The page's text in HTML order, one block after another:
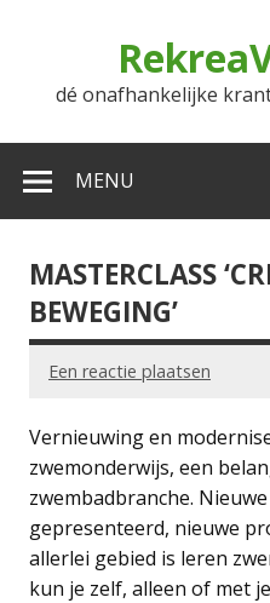
dé onafhankelijke
MENU
MASTERCLASS
BEWEGING’
Een reactie plaatsen
Vernieuwing en
zwemonderwijs, een
zwembadbranche.
gepresenteerd, nieuwe
allerlei gebied is leren
kun je zelf, alleen of met